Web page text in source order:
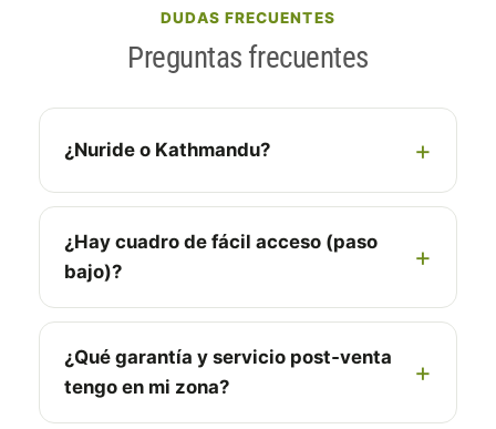
DUDAS FRECUENTES
Preguntas frecuentes
¿Nuride o Kathmandu?
¿Hay cuadro de fácil acceso (paso
bajo)?
¿Qué garantía y servicio post‑venta
tengo en mi zona?